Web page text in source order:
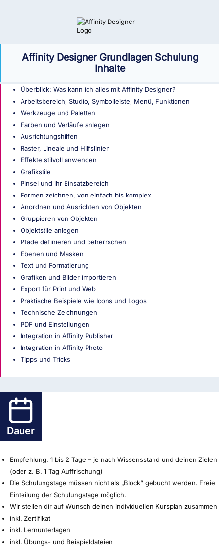
Affinity Designer Grundlagen Schulung
Inhalte
Überblick: Was kann ich alles mit Affinity Designer?
Arbeitsbereich, Studio, Symbolleiste, Menü, Funktionen
Werkzeuge und Paletten
Farben und Verläufe anlegen
Ausrichtungshilfen
Raster, Lineale und Hilfslinien
Effekte stilvoll anwenden
Grafikstile
Pinsel und ihr Einsatzbereich
Formen zeichnen, von einfach bis komplex
Anordnen und Ausrichten von Objekten
Gruppieren von Objekten
Objektstile anlegen
Pfade definieren und beherrschen
Ebenen und Masken
Text und Formatierung
Grafiken und Bilder importieren
Export für Print und Web
Praktische Beispiele wie Icons und Logos
Technische Zeichnungen
PDF und Einstellungen
Integration in Affinity Publisher
Integration in Affinity Photo
Tipps und Tricks
Dauer
Empfehlung: 1 bis 2 Tage – je nach Wissensstand und deinen Zielen
(oder z. B. 1 Tag Auffrischung)
Die Schulungstage müssen nicht als „Block“ gebucht werden. Freie
Einteilung der Schulungstage möglich.
Wir stellen dir auf Wunsch deinen individuellen Kursplan zusammen
inkl. Zertifikat
inkl. Lernunterlagen
inkl. Übungs- und Beispieldateien